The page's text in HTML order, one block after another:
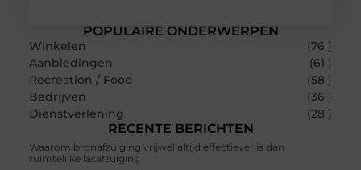
POPULAIRE ONDERWERPEN
Winkelen
(76 )
Aanbiedingen
(61 )
Recreation / Food
(58 )
Bedrijven
(36 )
Dienstverlening
(28 )
RECENTE BERICHTEN
Waarom bronafzuiging vrijwel altijd effectiever is dan
ruimtelijke lasafzuiging